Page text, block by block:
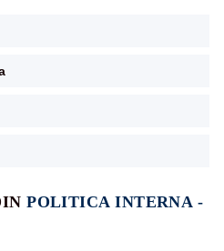
POLITICA INTERNA -